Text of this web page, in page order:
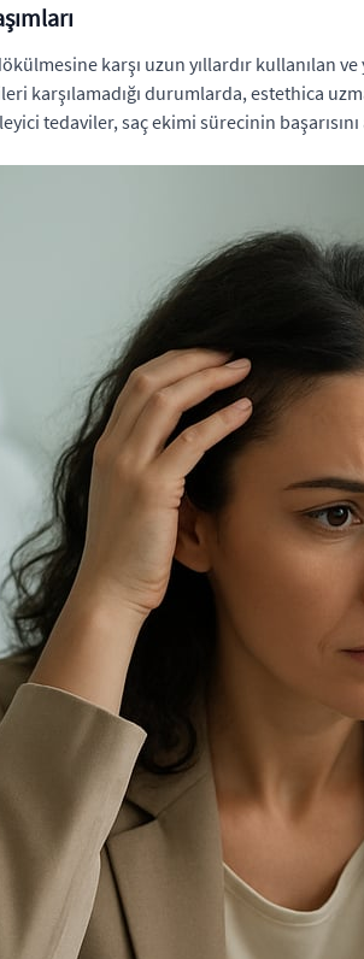
karşı uzun yıllardır kullanılan
karşılamadığı durumlarda, estethica
tedaviler, saç ekimi sürecinin